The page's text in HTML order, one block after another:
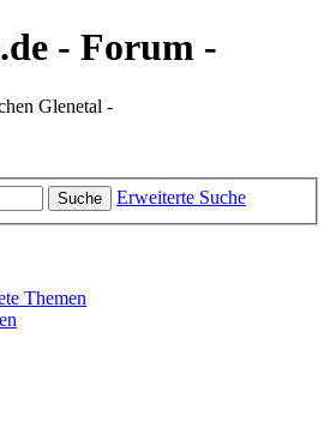
- Forum -
Glenetal -
Suche Erweiterte Suche
Themen